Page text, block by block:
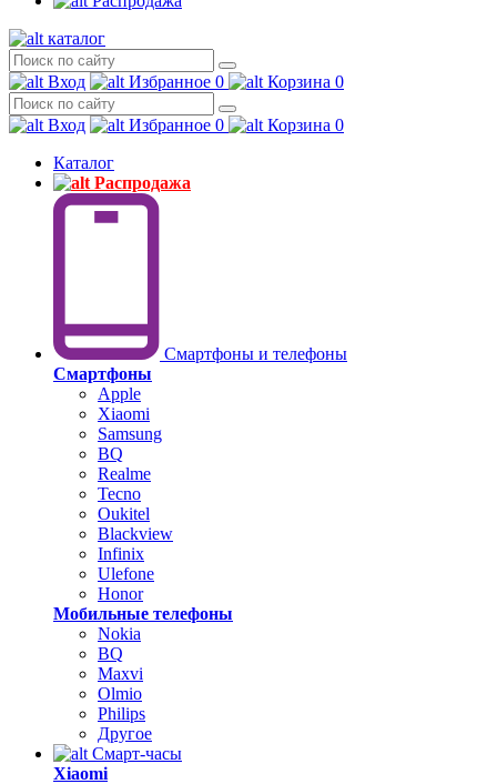
каталог
Вход Избранное 0 Корзина 0
Вход Избранное 0 Корзина 0
Каталог
Распродажа
Смартфоны и телефоны
Смартфоны
Apple
Xiaomi
Samsung
BQ
Realme
Tecno
Oukitel
Blackview
Infinix
Ulefone
Honor
Мобильные телефоны
Nokia
BQ
Maxvi
Olmio
Philips
Другое
Смарт-часы
Xiaomi